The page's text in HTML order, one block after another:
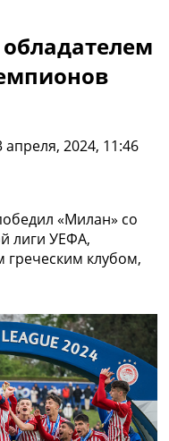
Мира
групп
апреля, 2024, 11:46
«Милан» со
лиги УЕФА,
греческим клубом,